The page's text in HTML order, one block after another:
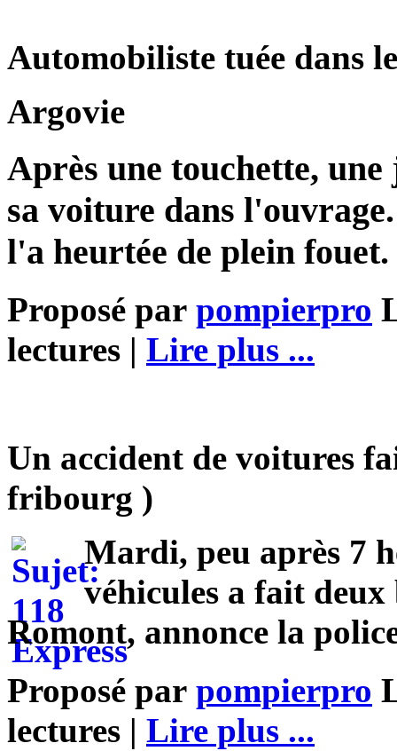
Automobiliste tuée dans
Argovie
Après une touchette,
sa voiture dans
l'a heurtée de plein fouet.
Proposé par pompierpro
lectures | Lire plus ...
Un accident de voitures
fribourg )
Mardi, peu après 7
véhicules a fait deux
Romont, annonce la
Proposé par pompierpro
lectures | Lire plus ...